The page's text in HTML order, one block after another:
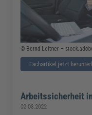
© Bernd Leitner –
Fachartikel jetzt
Arbeitssicherheit
02.03.2022